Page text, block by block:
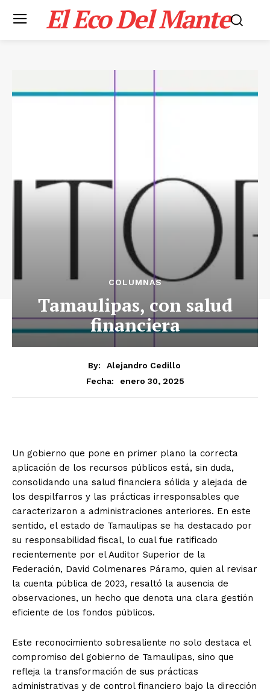
El Eco Del Mante
COLUMNAS
Tamaulipas, con salud
financiera
By:
Alejandro Cedillo
Fecha:
enero 30, 2025
Un gobierno que pone en primer plano la correcta
aplicación de los recursos públicos está, sin duda,
consolidando una salud financiera sólida y alejada de
los despilfarros y las prácticas irresponsables que
caracterizaron a administraciones anteriores. En este
sentido, el estado de Tamaulipas se ha destacado por
su responsabilidad fiscal, lo cual fue ratificado
recientemente por el Auditor Superior de la
Federación, David Colmenares Páramo, quien al revisar
la cuenta pública de 2023, resaltó la ausencia de
observaciones, un hecho que denota una clara gestión
eficiente de los fondos públicos.
Este reconocimiento sobresaliente no solo destaca el
compromiso del gobierno de Tamaulipas, sino que
refleja la transformación de sus prácticas
administrativas y de control financiero bajo la dirección